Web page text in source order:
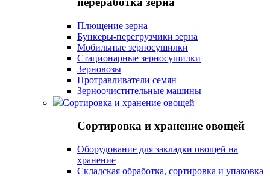
Плющение зерна
Бункеры-перегрузчики зерна
Мобильные зерносушилки
Стационарные зерносушилки
Зерновозы
Протравливатели семян
Зерноочистительные машины
Сортировка и хранение овощей
Сортировка и хранение овощей
Оборудование для закладки овощей на
хранение
Складская обработка, сортировка и упаковка